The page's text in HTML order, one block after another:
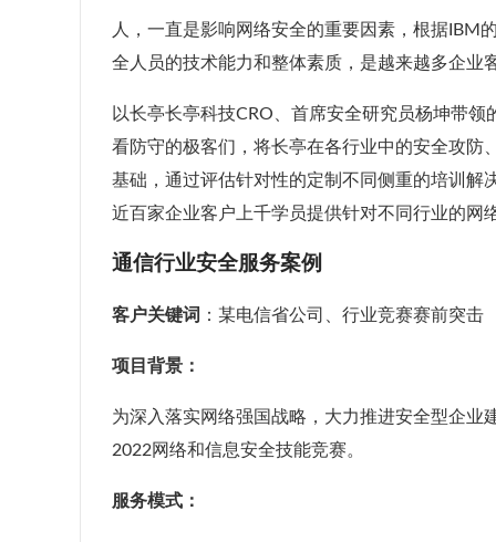
人，一直是影响网络安全的重要因素，根据IBM
全人员的技术能力和整体素质，是越来越多企业
以长亭长亭科技CRO、首席安全研究员杨坤带
看防守的极客们，将长亭在各行业中的安全攻防
基础，通过评估针对性的定制不同侧重的培训解
近百家企业客户上千学员提供针对不同行业的网
通信行业安全服务案例
客户关键词 ：某电信省公司、行业竞赛赛前突击
项目背景：
为深入落实网络强国战略，大力推进安全型企
2022网络和信息安全技能竞赛。
服务模式：